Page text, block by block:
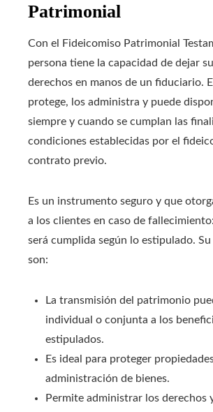
Patrimonial
Con el Fideicomiso Patrimonial
persona tiene la capacidad de dejar
derechos en manos de un fiduciario.
protege, los administra y puede
siempre y cuando se cumplan las
condiciones establecidas por el
contrato previo.
Es un instrumento seguro y que
a los clientes en caso de
será cumplida según lo estipulado.
son:
La transmisión del patrimonio
individual o conjunta a los
estipulados.
Es ideal para proteger
administración de bienes.
Permite administrar los derechos